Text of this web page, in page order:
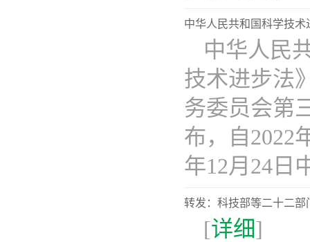
中华人民共和国科学技术
中华人民
技术进步法
务委员会第
布，自2022
年12月24日
转发：科技部等二十二
[详细]